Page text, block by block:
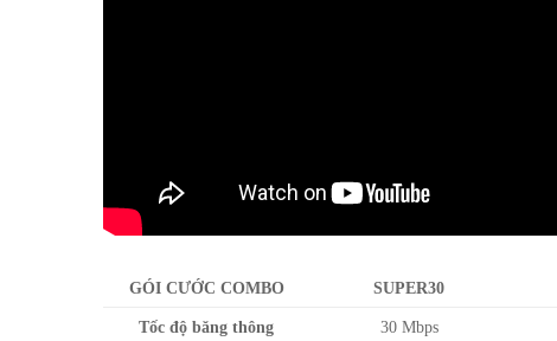
GÓI CƯỚC COMBO SUPER30
Tốc độ băng thông 30 Mbps